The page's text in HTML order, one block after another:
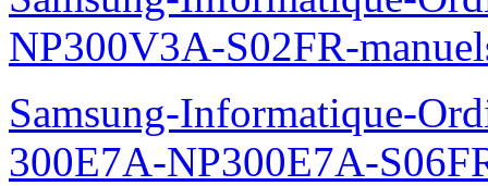
NP300V3A-S02FR-
Samsung-Informatique-
300E7A-NP300E7A-